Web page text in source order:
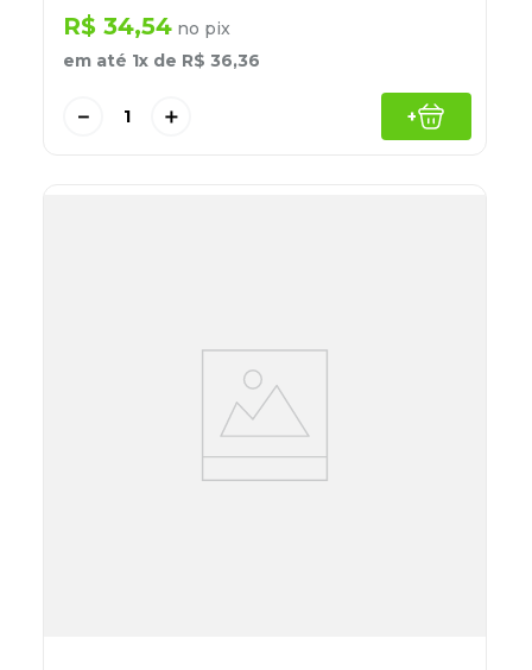
R$ 34,54 no pix
em até 1x de R$ 36,36
＋
－ +